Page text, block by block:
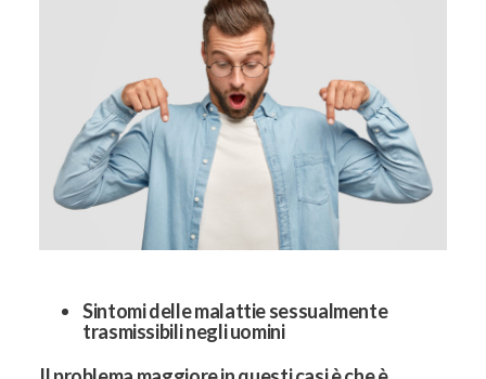
Sintomi delle malattie sessualmente
trasmissibili negli uomini